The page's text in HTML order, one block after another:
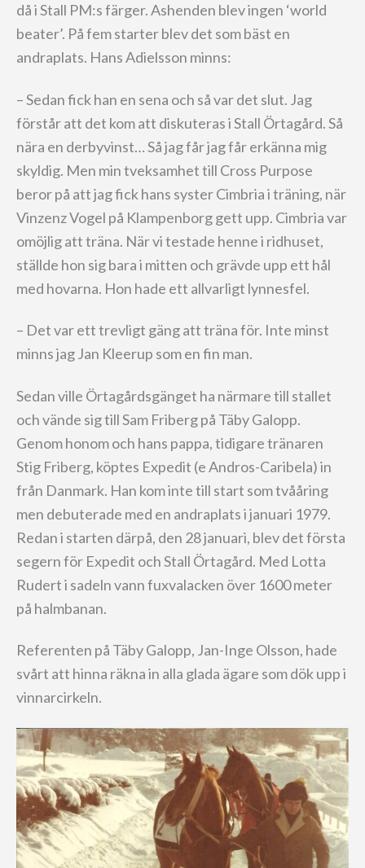
då i Stall PM:s färger. Ashenden blev ingen ‘world
beater’. På fem starter blev det som bäst en
andraplats. Hans Adielsson minns:
– Sedan fick han en sena och så var det slut. Jag
förstår att det kom att diskuteras i Stall Örtagård. Så
nära en derbyvinst… Så jag får jag får erkänna mig
skyldig. Men min tveksamhet till Cross Purpose
beror på att jag fick hans syster Cimbria i träning, när
Vinzenz Vogel på Klampenborg gett upp. Cimbria var
omöjlig att träna. När vi testade henne i ridhuset,
ställde hon sig bara i mitten och grävde upp ett hål
med hovarna. Hon hade ett allvarligt lynnesfel.
– Det var ett trevligt gäng att träna för. Inte minst
minns jag Jan Kleerup som en fin man.
Sedan ville Örtagårdsgänget ha närmare till stallet
och vände sig till Sam Friberg på Täby Galopp.
Genom honom och hans pappa, tidigare tränaren
Stig Friberg, köptes Expedit (e Andros-Caribela) in
från Danmark. Han kom inte till start som tvååring
men debuterade med en andraplats i januari 1979.
Redan i starten därpå, den 28 januari, blev det första
segern för Expedit och Stall Örtagård. Med Lotta
Rudert i sadeln vann fuxvalacken över 1600 meter
på halmbanan.
Referenten på Täby Galopp, Jan-Inge Olsson, hade
svårt att hinna räkna in alla glada ägare som dök upp i
vinnarcirkeln.